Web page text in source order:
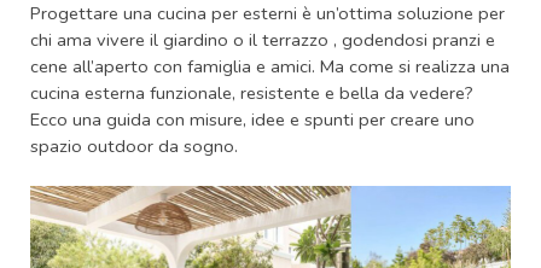
Progettare una cucina per esterni è un’ottima soluzione per
chi ama vivere il giardino o il terrazzo , godendosi pranzi e
cene all’aperto con famiglia e amici. Ma come si realizza una
cucina esterna funzionale, resistente e bella da vedere?
Ecco una guida con misure, idee e spunti per creare uno
spazio outdoor da sogno.